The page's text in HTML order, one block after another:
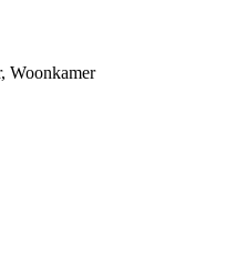
Woonkamer